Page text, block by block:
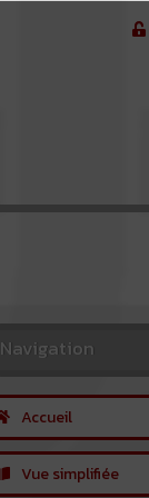
Navigation
Accueil
Vue simplifiée